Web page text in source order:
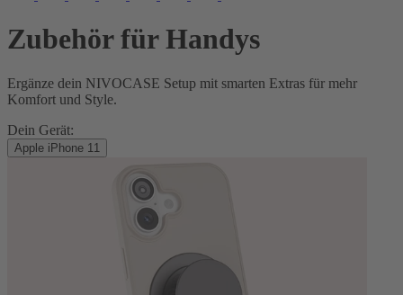
Zubehör für Handys
Ergänze dein NIVOCASE Setup mit smarten Extras für mehr
Komfort und Style.
Dein Gerät:
Apple iPhone 11